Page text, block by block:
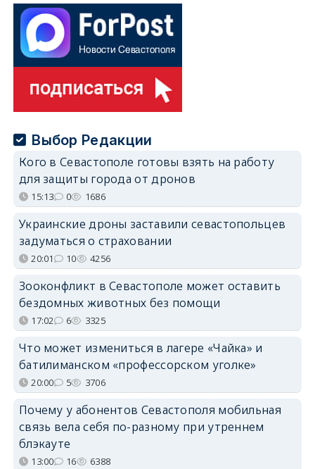
Выбор Редакции
Кого в Севастополе готовы взять на работу
для защиты города от дронов
15:13 0 1686
Украинские дроны заставили севастопольцев
задуматься о страховании
20:01 10 4256
Зооконфликт в Севастополе может оставить
бездомных животных без помощи
17:02 6 3325
Что может измениться в лагере «Чайка» и
батилиманском «профессорском уголке»
20:00 5 3706
Почему у абонентов Севастополя мобильная
связь вела себя по-разному при утреннем
блэкауте
13:00 16 6388